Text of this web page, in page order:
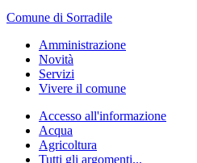
Comune di Sorradile
Amministrazione
Novità
Servizi
Vivere il comune
Accesso all'informazione
Acqua
Agricoltura
Tutti gli argomenti...